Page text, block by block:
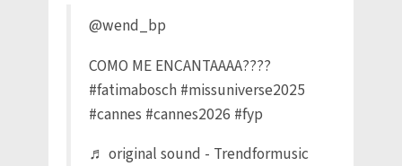
@wend_bp
COMO ME ENCANTAAAA????
#fatimabosch #missuniverse2025
#cannes #cannes2026 #fyp
♬ original sound - Trendformusic